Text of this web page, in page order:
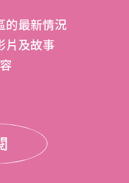
的最新情況
片及故事